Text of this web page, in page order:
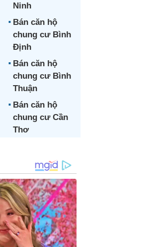
Ninh
Bán căn hộ
chung cư Bình
Định
Bán căn hộ
chung cư Bình
Thuận
Bán căn hộ
chung cư Cần
Thơ